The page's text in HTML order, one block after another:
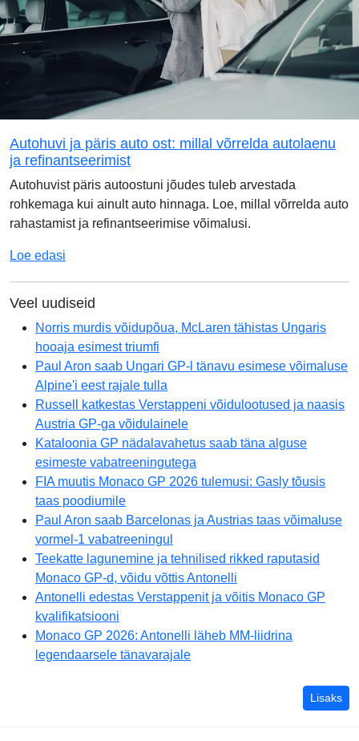
Autohuvi ja päris auto ost: millal võrrelda autolaenu
ja refinantseerimist
Autohuvist päris autoostuni jõudes tuleb arvestada
rohkemaga kui ainult auto hinnaga. Loe, millal võrrelda auto
rahastamist ja refinantseerimise võimalusi.
Loe edasi
Veel uudiseid
Norris murdis võidupõua, McLaren tähistas Ungaris
hooaja esimest triumfi
Paul Aron saab Ungari GP-l tänavu esimese võimaluse
Alpine'i eest rajale tulla
Russell katkestas Verstappeni võidulootused ja naasis
Austria GP-ga võidulainele
Kataloonia GP nädalavahetus saab täna alguse
esimeste vabatreeningutega
FIA muutis Monaco GP 2026 tulemusi: Gasly tõusis
taas poodiumile
Paul Aron saab Barcelonas ja Austrias taas võimaluse
vormel-1 vabatreeningul
Teekatte lagunemine ja tehnilised rikked raputasid
Monaco GP-d, võidu võttis Antonelli
Antonelli edestas Verstappenit ja võitis Monaco GP
kvalifikatsiooni
Monaco GP 2026: Antonelli läheb MM-liidrina
legendaarsele tänavarajale
Lisaks